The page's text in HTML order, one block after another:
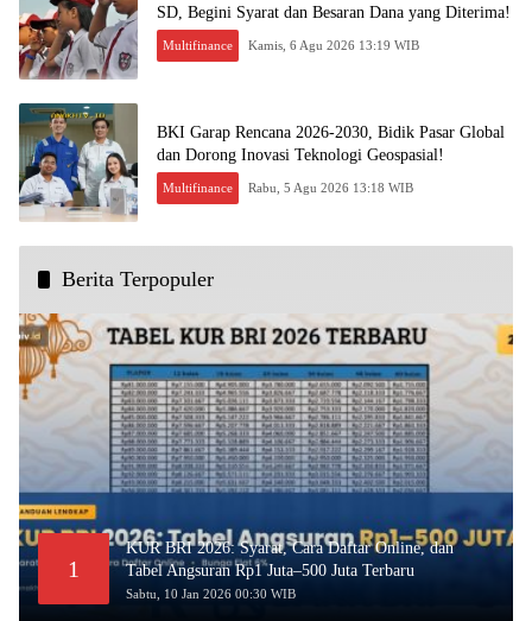
SD, Begini Syarat dan Besaran Dana yang Diterima!
Multifinance Kamis, 6 Agu 2026 13:19 WIB
BKI Garap Rencana 2026-2030, Bidik Pasar Global
dan Dorong Inovasi Teknologi Geospasial!
Multifinance Rabu, 5 Agu 2026 13:18 WIB
Berita Terpopuler
1
KUR BRI 2026: Syarat, Cara Daftar Online, dan
Tabel Angsuran Rp1 Juta–500 Juta Terbaru
Sabtu, 10 Jan 2026 00:30 WIB